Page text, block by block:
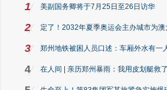
1 美副国务卿将于7月25日至26日访华
2 定了！2032年夏季奥运会主办城市为
3 郑州地铁被困人员口述：车厢外水有一
4 在人间 | 亲历郑州暴雨：我用皮划艇救